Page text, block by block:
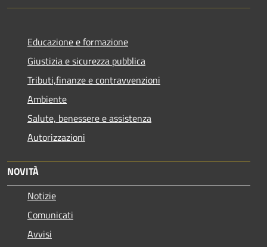
Educazione e formazione
Giustizia e sicurezza pubblica
Tributi,finanze e contravvenzioni
Ambiente
Salute, benessere e assistenza
Autorizzazioni
NOVITÀ
Notizie
Comunicati
Avvisi